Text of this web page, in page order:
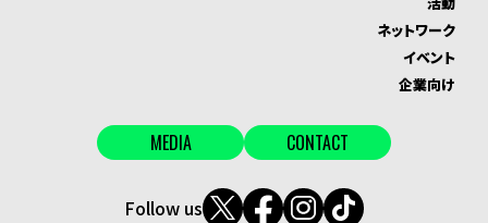
ネットワーク
イベント
企業向け
MEDIA CONTACT
Follow us